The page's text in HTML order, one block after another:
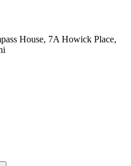
House, 7A Howick Place,